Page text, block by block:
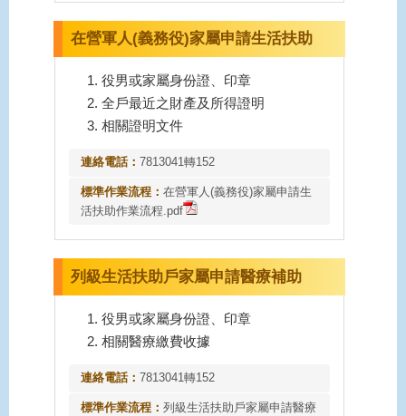
在營軍人(義務役)家屬申請生活扶助
役男或家屬身份證、印章
全戶最近之財產及所得證明
相關證明文件
連絡電話：7813041轉152
標準作業流程：在營軍人(義務役)家屬申請生
活扶助作業流程.pdf
列級生活扶助戶家屬申請醫療補助
役男或家屬身份證、印章
相關醫療繳費收據
連絡電話：7813041轉152
標準作業流程：列級生活扶助戶家屬申請醫療